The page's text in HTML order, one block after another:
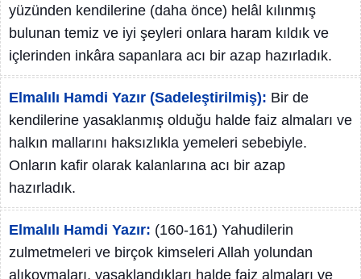
yüzünden kendilerine (daha önce) helâl kılınmış
bulunan temiz ve iyi şeyleri onlara haram kıldık ve
içlerinden inkâra sapanlara acı bir azap hazırladık.
Elmalılı Hamdi Yazır (Sadeleştirilmiş): Bir de
kendilerine yasaklanmış olduğu halde faiz almaları ve
halkın mallarını haksızlıkla yemeleri sebebiyle.
Onların kafir olarak kalanlarına acı bir azap
hazırladık.
Elmalılı Hamdi Yazır: (160-161) Yahudilerin
zulmetmeleri ve birçok kimseleri Allah yolundan
alıkoymaları, yasaklandıkları halde faiz almaları ve